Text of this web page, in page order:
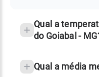
Qual a
do Goiabal -
Qual a média